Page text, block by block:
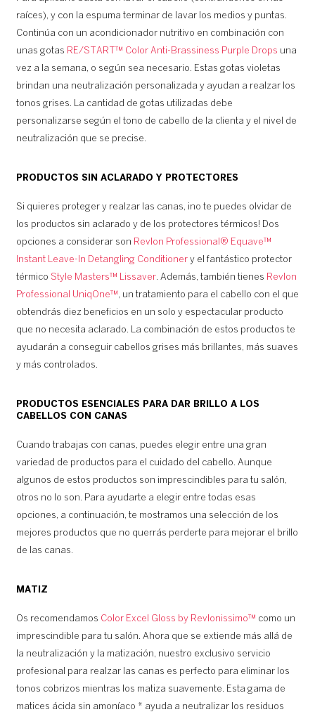
raíces), y con la espuma terminar de lavar los medios y puntas.
Continúa con un acondicionador nutritivo en combinación con
unas gotas RE/START™ Color Anti-Brassiness Purple Drops una
vez a la semana, o según sea necesario. Estas gotas violetas
brindan una neutralización personalizada y ayudan a realzar los
tonos grises. La cantidad de gotas utilizadas debe
personalizarse según el tono de cabello de la clienta y el nivel de
neutralización que se precise.
PRODUCTOS SIN ACLARADO Y PROTECTORES
Si quieres proteger y realzar las canas, ¡no te puedes olvidar de
los productos sin aclarado y de los protectores térmicos! Dos
opciones a considerar son Revlon Professional® Equave™
Instant Leave-In Detangling Conditionery el fantástico protector
térmico Style Masters™ Lissaver. Además, también tienes Revlon
Professional UniqOne™, un tratamiento para el cabello con el que
obtendrás diez beneficios en un solo y espectacular producto
que no necesita aclarado. La combinación de estos productos te
ayudarán a conseguir cabellos grises más brillantes, más suaves
y más controlados.
PRODUCTOS ESENCIALES PARA DAR BRILLO A LOS
CABELLOS CON CANAS
Cuando trabajas con canas, puedes elegir entre una gran
variedad de productos para el cuidado del cabello. Aunque
algunos de estos productos son imprescindibles para tu salón,
otros no lo son. Para ayudarte a elegir entre todas esas
opciones, a continuación, te mostramos una selección de los
mejores productos que no querrás perderte para mejorar el brillo
de las canas.
MATIZ
Os recomendamos Color Excel Gloss by Revlonissimo™ como un
imprescindible para tu salón. Ahora que se extiende más allá de
la neutralización y la matización, nuestro exclusivo servicio
profesional para realzar las canas es perfecto para eliminar los
tonos cobrizos mientras los matiza suavemente. Esta gama de
matices ácida sin amoníaco * ayuda a neutralizar los residuos